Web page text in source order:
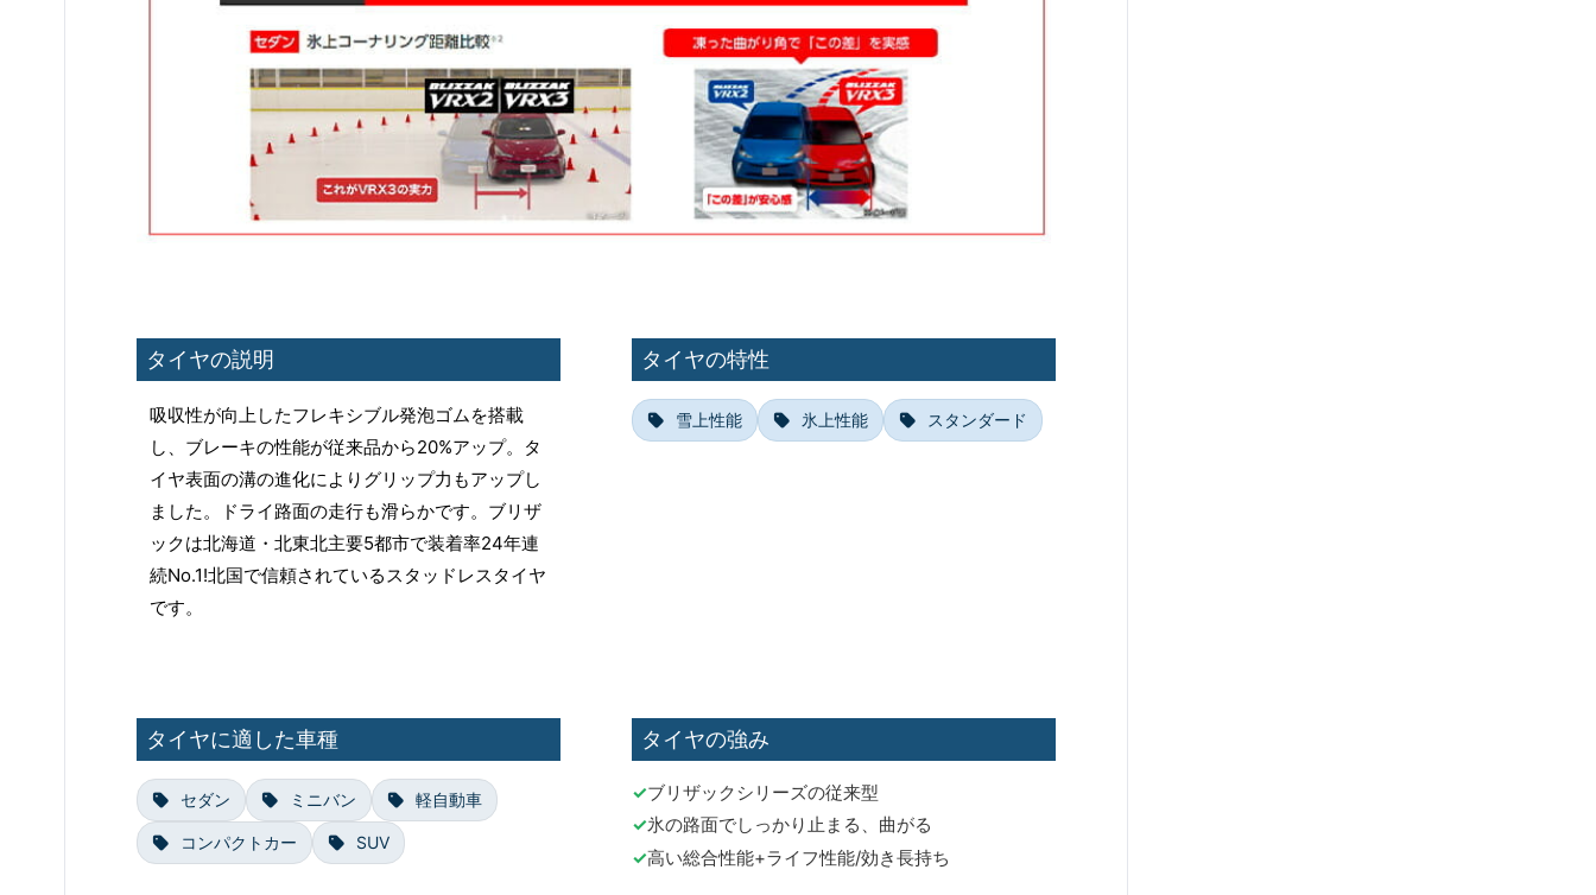
タイヤの説明
吸収性が向上したフレキシブル発泡ゴムを搭載
し、ブレーキの性能が従来品から20%アップ。タ
イヤ表面の溝の進化によりグリップ力もアップし
ました。ドライ路面の走行も滑らかです。ブリザ
ックは北海道・北東北主要5都市で装着率24年連
続No.1!北国で信頼されているスタッドレスタイヤ
です。
タイヤの特性
雪上性能 氷上性能 スタンダード
タイヤに適した車種
セダン ミニバン 軽自動車
コンパクトカー SUV
タイヤの強み
ブリザックシリーズの従来型
氷の路面でしっかり止まる、曲がる
高い総合性能+ライフ性能/効き長持ち